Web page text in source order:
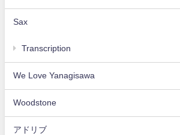
Sax
Transcription
We Love Yanagisawa
Woodstone
アドリブ